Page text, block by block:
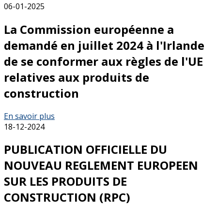
06-01-2025
La Commission européenne a
demandé en juillet 2024 à l'Irlande
de se conformer aux règles de l'UE
relatives aux produits de
construction
En savoir plus
18-12-2024
PUBLICATION OFFICIELLE DU
NOUVEAU REGLEMENT EUROPEEN
SUR LES PRODUITS DE
CONSTRUCTION (RPC)